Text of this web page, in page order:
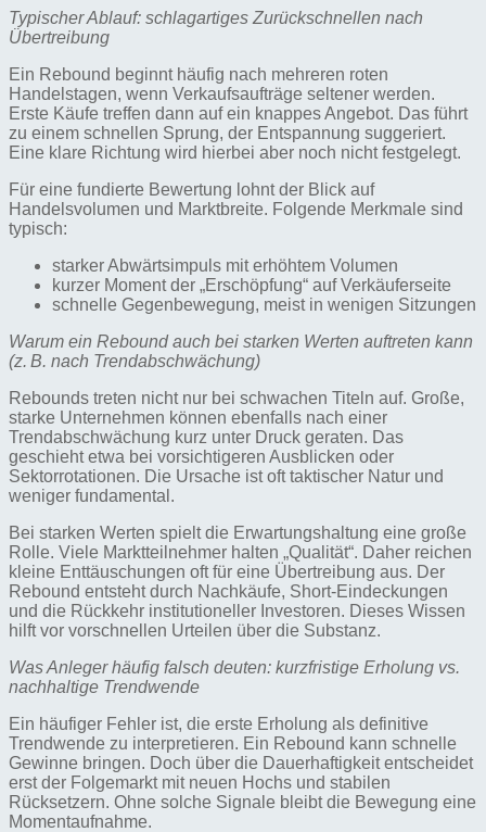
Typischer Ablauf: schlagartiges Zurückschnellen nach
Übertreibung
Ein Rebound beginnt häufig nach mehreren roten
Handelstagen, wenn Verkaufsaufträge seltener werden.
Erste Käufe treffen dann auf ein knappes Angebot. Das führt
zu einem schnellen Sprung, der Entspannung suggeriert.
Eine klare Richtung wird hierbei aber noch nicht festgelegt.
Für eine fundierte Bewertung lohnt der Blick auf
Handelsvolumen und Marktbreite. Folgende Merkmale sind
typisch:
starker Abwärtsimpuls mit erhöhtem Volumen
kurzer Moment der „Erschöpfung“ auf Verkäuferseite
schnelle Gegenbewegung, meist in wenigen Sitzungen
Warum ein Rebound auch bei starken Werten auftreten kann
(z. B. nach Trendabschwächung)
Rebounds treten nicht nur bei schwachen Titeln auf. Große,
starke Unternehmen können ebenfalls nach einer
Trendabschwächung kurz unter Druck geraten. Das
geschieht etwa bei vorsichtigeren Ausblicken oder
Sektorrotationen. Die Ursache ist oft taktischer Natur und
weniger fundamental.
Bei starken Werten spielt die Erwartungshaltung eine große
Rolle. Viele Marktteilnehmer halten „Qualität“. Daher reichen
kleine Enttäuschungen oft für eine Übertreibung aus. Der
Rebound entsteht durch Nachkäufe, Short-Eindeckungen
und die Rückkehr institutioneller Investoren. Dieses Wissen
hilft vor vorschnellen Urteilen über die Substanz.
Was Anleger häufig falsch deuten: kurzfristige Erholung vs.
nachhaltige Trendwende
Ein häufiger Fehler ist, die erste Erholung als definitive
Trendwende zu interpretieren. Ein Rebound kann schnelle
Gewinne bringen. Doch über die Dauerhaftigkeit entscheidet
erst der Folgemarkt mit neuen Hochs und stabilen
Rücksetzern. Ohne solche Signale bleibt die Bewegung eine
Momentaufnahme.